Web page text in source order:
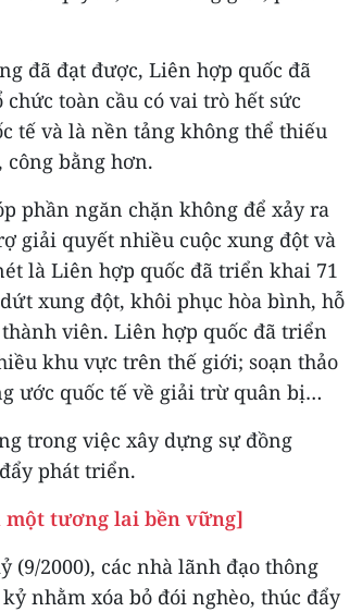
đã đạt được, Liên hợp quốc đã
toàn cầu có vai trò hết sức
tế và là nền tảng không thể thiếu
bằng hơn.
phần ngăn chặn không để xảy ra
giải quyết nhiều cuộc xung đột và
là Liên hợp quốc đã triển khai 71
xung đột, khôi phục hòa bình, hỗ
viên. Liên hợp quốc đã triển
khu vực trên thế giới; soạn thảo
ước quốc tế về giải trừ quân bị…
trong việc xây dựng sự đồng
phát triển.
tương lai bền vững]
2000), các nhà lãnh đạo thông
nhằm xóa bỏ đói nghèo, thúc đẩy